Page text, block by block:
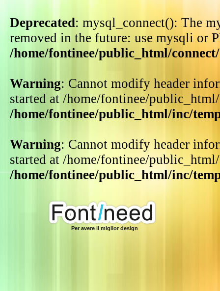
Deprecated: mysql_connect(): The
removed in the future: use mysqli or
/home/fontinee/public_html/
Warning: Cannot modify header
started at /home/fontinee/
/home/fontinee/public_html/inc/
Warning: Cannot modify header
started at /home/fontinee/
/home/fontinee/public_html/inc/
Per avere il miglior design